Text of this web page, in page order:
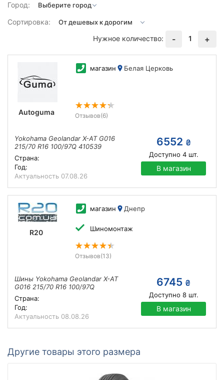
Город:
Сортировка:
Нужное количество:
- 1 +
Autoguma
магазин Белая Церковь
Отзывов(6)
Yokohama Geolandar X-AT G016
215/70 R16 100/97Q 410539
Страна:
Год:
Актуальность 07.08.26
6552 ₴
Доступно 4шт.
В магазин
R20
магазин Днепр
Шиномонтаж
Отзывов(13)
Шины Yokohama Geolandar X-AT
G016 215/70 R16 100/97Q
Страна:
Год:
Актуальность 08.08.26
6745 ₴
Доступно 8шт.
В магазин
Другие товары этого размера